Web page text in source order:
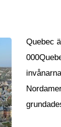
Quebec